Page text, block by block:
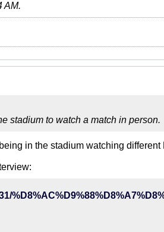
AM.
stadium to watch a match in person.
in the stadium watching different